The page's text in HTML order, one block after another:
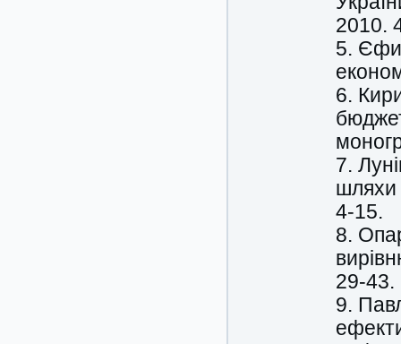
2010.
5.
6.
7.
шляхи
4-15.
8.
29-43.
9.